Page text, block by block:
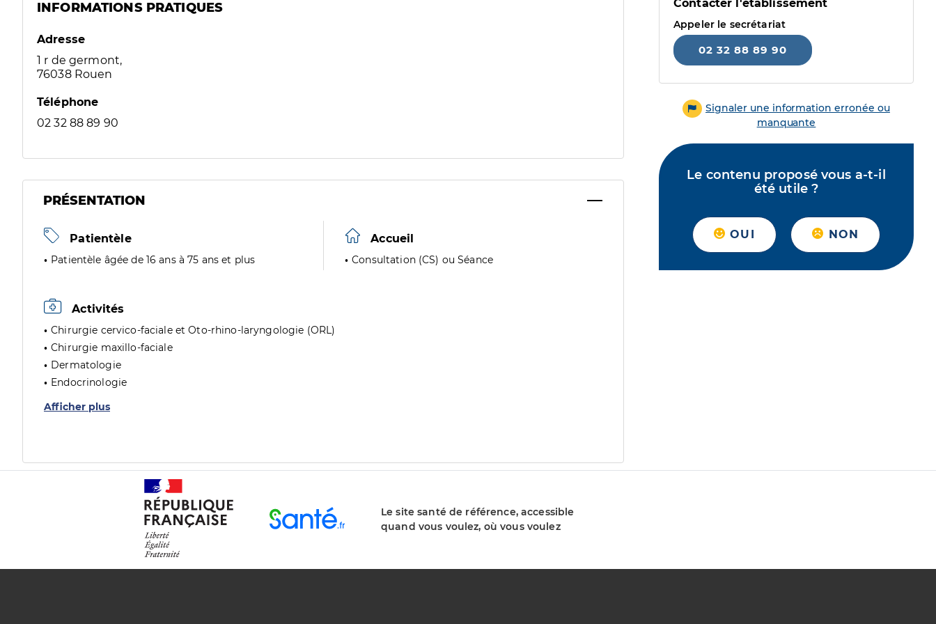
INFORMATIONS PRATIQUES
Adresse
1 r de germont,
76038 Rouen
Téléphone
02 32 88 89 90
PRÉSENTATION
Patientèle
Patientèle âgée de 16 ans à 75 ans et plus
Accueil
Consultation (CS) ou Séance
Activités
Chirurgie cervico-faciale et Oto-rhino-laryngologie (ORL)
Chirurgie maxillo-faciale
Dermatologie
Endocrinologie
Afficher plus
Contacter l'établissement
Appeler le secrétariat
02 32 88 89 90
Signaler une information erronée ou
manquante
Le contenu proposé vous a-t-il
été utile ?
OUI NON
Le site santé de référence, accessible
quand vous voulez, où vous voulez